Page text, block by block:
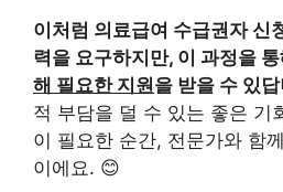
이처럼 의료급여 수급권자 신
력을 요구하지만, 이 과정을 통
해 필요한 지원을 받을 수 있
적 부담을 덜 수 있는 좋은 기
이 필요한 순간, 전문가와 함
이에요. 😊